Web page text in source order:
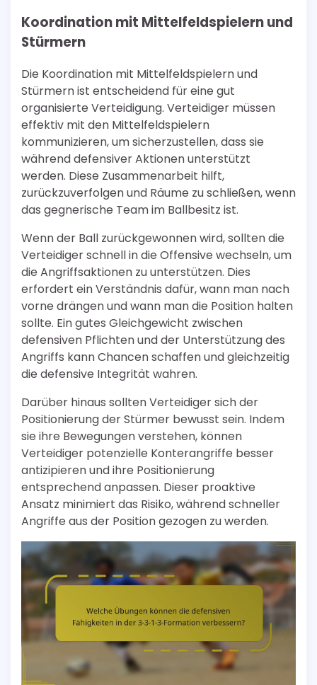
Koordination mit Mittelfeldspielern und
Stürmern
Die Koordination mit Mittelfeldspielern und
Stürmern ist entscheidend für eine gut
organisierte Verteidigung. Verteidiger müssen
effektiv mit den Mittelfeldspielern
kommunizieren, um sicherzustellen, dass sie
während defensiver Aktionen unterstützt
werden. Diese Zusammenarbeit hilft,
zurückzuverfolgen und Räume zu schließen, wenn
das gegnerische Team im Ballbesitz ist.
Wenn der Ball zurückgewonnen wird, sollten die
Verteidiger schnell in die Offensive wechseln, um
die Angriffsaktionen zu unterstützen. Dies
erfordert ein Verständnis dafür, wann man nach
vorne drängen und wann man die Position halten
sollte. Ein gutes Gleichgewicht zwischen
defensiven Pflichten und der Unterstützung des
Angriffs kann Chancen schaffen und gleichzeitig
die defensive Integrität wahren.
Darüber hinaus sollten Verteidiger sich der
Positionierung der Stürmer bewusst sein. Indem
sie ihre Bewegungen verstehen, können
Verteidiger potenzielle Konterangriffe besser
antizipieren und ihre Positionierung
entsprechend anpassen. Dieser proaktive
Ansatz minimiert das Risiko, während schneller
Angriffe aus der Position gezogen zu werden.